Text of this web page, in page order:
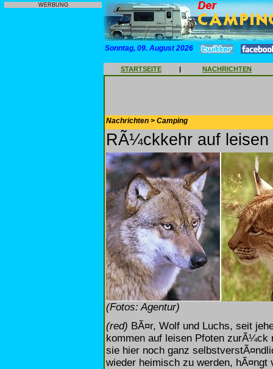
WERBUNG
Sonntag, 09. August 2026
STARTSEITE | NACHRICHTEN
Nachrichten > Camping
RÃ¼ckkehr auf leisen
(Fotos: Agentur)
(red) BÃ¤r, Wolf und Luchs, seit
kommen auf leisen Pfoten zurÃ¼ck
sie hier noch ganz
wieder heimisch zu werden,